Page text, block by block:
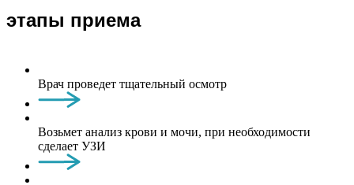
этапы приема
Врач проведет тщательный осмотр
Возьмет анализ крови и мочи, при необходимости
сделает УЗИ